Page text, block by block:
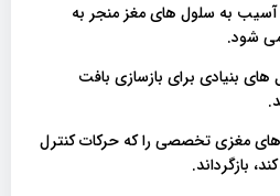
آسیب به سلول های مغز منجر به
شود.
های بنیادی برای بازسازی بافت
مغزی تخصصی را که حرکات کنترل
بازگرداند.